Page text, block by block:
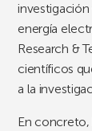
energía
Research &
científicos
a la
En concreto,